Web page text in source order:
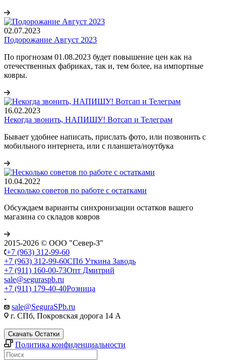
02.07.2023
Подорожание Август 2023
По прогнозам 01.08.2023 будет повышение цен как на
отечественных фабриках, так и, тем более, на импортные
ковры.
16.02.2023
Некогда звонить, НАПИШУ! Вотсап и Телеграм
Бывает удобнее написать, прислать фото, или позвонить с
мобильного интернета, или с планшета/ноутбука
10.04.2022
Несколько советов по работе с остатками
Обсуждаем варианты синхронизации остатков вашего
магазина со складов ковров
2015-2026 © ООО "Север-З"
+7 (963) 312-99-60
+7 (963) 312-99-60СПб Уткина Заводь
+7 (911) 160-00-73Опт Дмитрий
sale@seguraspb.ru
+7 (911) 179-40-40Розница
sale@SeguraSPb.ru
г. СПб, Покровская дорога 14 А
Скачать Остатки
Политика конфиденциальности